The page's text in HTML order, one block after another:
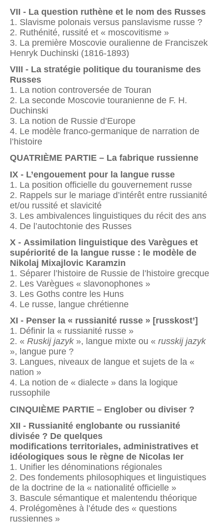
VII - La question ruthène et le nom des Russes
1. Slavisme polonais versus panslavisme russe ?
2. Ruthénité, russité et « moscovitisme »
3. La première Moscovie ouralienne de Franciszek
Henryk Duchinski (1816-1893)
VIII - La stratégie politique du touranisme des
Russes
1. La notion controversée de Touran
2. La seconde Moscovie touranienne de F. H.
Duchinski
3. La notion de Russie d’Europe
4. Le modèle franco-germanique de narration de
l’histoire
QUATRIÈME PARTIE – La fabrique russienne
IX - L’engouement pour la langue russe
1. La position officielle du gouvernement russe
2. Rappels sur le mariage d’intérêt entre russianité
et/ou russité et slavicité
3. Les ambivalences linguistiques du récit des ans
4. De l’autochtonie des Russes
X - Assimilation linguistique des Varègues et
supériorité de la langue russe : le modèle de
Nikolaj Mixajlovic Karamzin
1. Séparer l’histoire de Russie de l’histoire grecque
2. Les Varègues « slavonophones »
3. Les Goths contre les Huns
4. Le russe, langue chrétienne
XI - Penser la « russianité russe » [russkost’]
1. Définir la « russianité russe »
2. « Ruskij jazyk», langue mixte ou « russkij jazyk
», langue pure ?
3. Langues, niveaux de langue et sujets de la «
nation »
4. La notion de « dialecte » dans la logique
russophile
CINQUIÈME PARTIE – Englober ou diviser ?
XII - Russianité englobante ou russianité
divisée ? De quelques
modifications territoriales, administratives et
idéologiques sous le règne de Nicolas Ier
1. Unifier les dénominations régionales
2. Des fondements philosophiques et linguistiques
de la doctrine de la « nationalité officielle »
3. Bascule sémantique et malentendu théorique
4. Prolégomènes à l’étude des « questions
russiennes »